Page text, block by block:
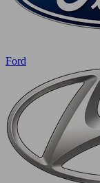
Ford